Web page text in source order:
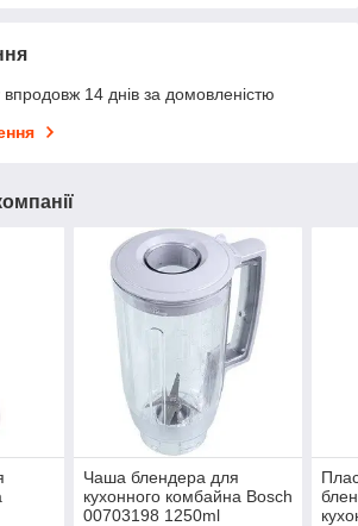
14 днів за домовленістю
Чаша блендера для
кухонного комбайна Bosch
00703198 1250ml